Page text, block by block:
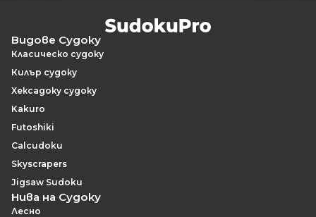
Видове Судоку
Класическо судоку
Килър судоку
Хексадоку судоку
Kakuro
Futoshiki
Calcudoku
Skyscrapers
Jigsaw Sudoku
Нива на Судоку
Лесно